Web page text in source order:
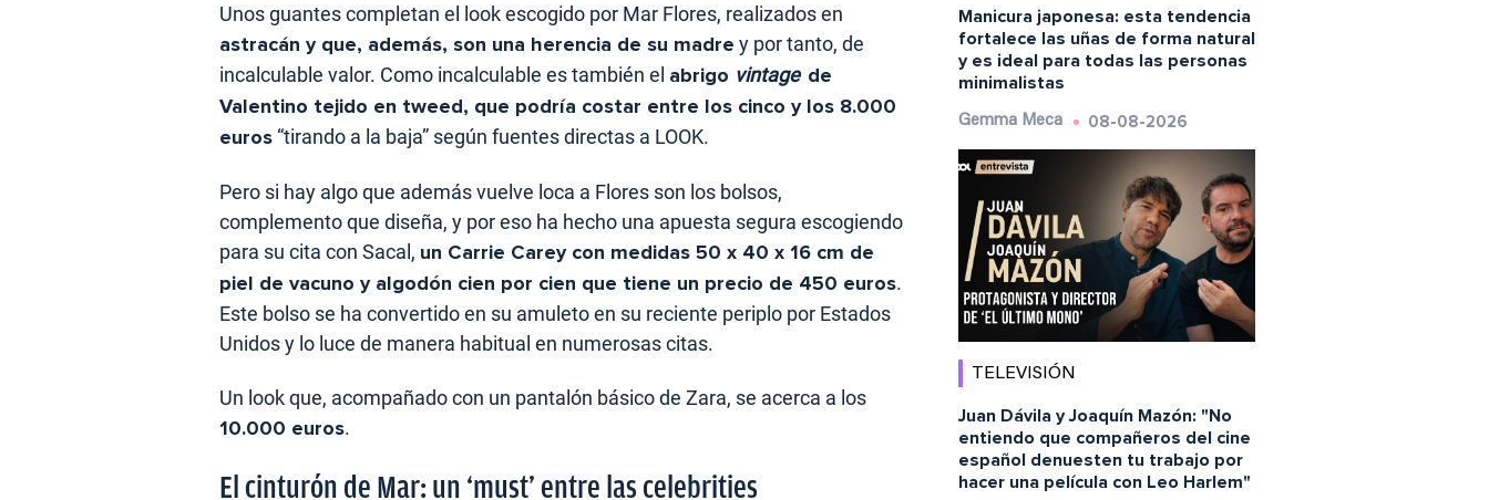
Unos guantes completan el look escogido por Mar Flores, realizados en
astracán y que, además, son una herencia de su madre y por tanto, de
incalculable valor. Como incalculable es también el abrigo vintage de
Valentino tejido en tweed, que podría costar entre los cinco y los 8.000
euros “tirando a la baja” según fuentes directas a LOOK.
Pero si hay algo que además vuelve loca a Flores son los bolsos,
complemento que diseña, y por eso ha hecho una apuesta segura escogiendo
para su cita con Sacal, un Carrie Carey con medidas 50 x 40 x 16 cm de
piel de vacuno y algodón cien por cien que tiene un precio de 450 euros.
Este bolso se ha convertido en su amuleto en su reciente periplo por Estados
Unidos y lo luce de manera habitual en numerosas citas.
Un look que, acompañado con un pantalón básico de Zara, se acerca a los
10.000 euros.
El cinturón de Mar: un ‘must’ entre las celebrities
Manicura japonesa: esta tendencia
fortalece las uñas de forma natural
y es ideal para todas las personas
minimalistas
Gemma Meca 08-08-2026
TELEVISIÓN
Juan Dávila y Joaquín Mazón: "No
entiendo que compañeros del cine
español denuesten tu trabajo por
hacer una película con Leo Harlem"